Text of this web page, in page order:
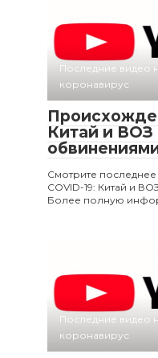
Последние видео
коронавирус
Китай и ВОЗ
Смотрите
COVID-19: Китай и
Более полную
Последние видео
коронавирус